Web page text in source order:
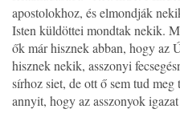
apostolokhoz, és elmondják
Isten küldöttei mondtak nekik.
ők már hisznek abban, hogy az
hisznek nekik, asszonyi
sírhoz siet, de ott ő sem tud
annyit, hogy az asszonyok